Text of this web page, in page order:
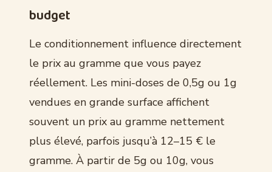
budget
Le conditionnement influence directement
le prix au gramme que vous payez
réellement. Les mini-doses de 0,5g ou 1g
vendues en grande surface affichent
souvent un prix au gramme nettement
plus élevé, parfois jusqu’à 12–15 € le
gramme. À partir de 5g ou 10g, vous